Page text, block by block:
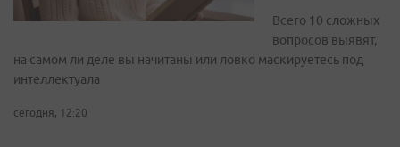
Всего 10 сложных
вопросов выявят,
на самом ли деле вы начитаны или ловко маскируетесь под
интеллектуала
сегодня, 12:20